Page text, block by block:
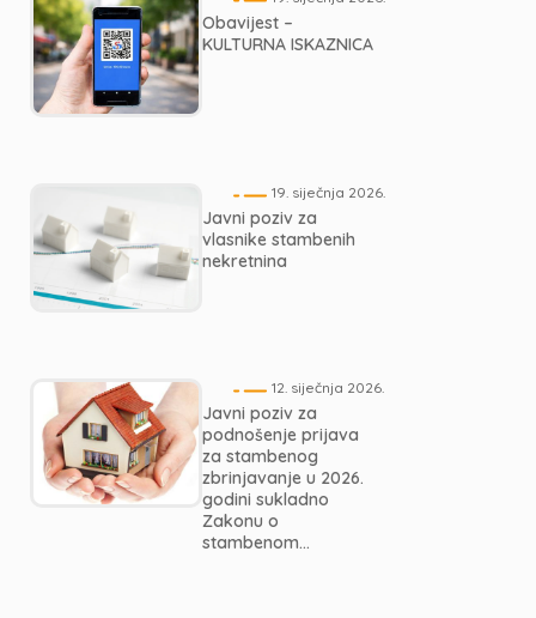
Obavijest –
KULTURNA ISKAZNICA
19. siječnja 2026.
Javni poziv za
vlasnike stambenih
nekretnina
12. siječnja 2026.
Javni poziv za
podnošenje prijava
za stambenog
zbrinjavanje u 2026.
godini sukladno
Zakonu o
stambenom...